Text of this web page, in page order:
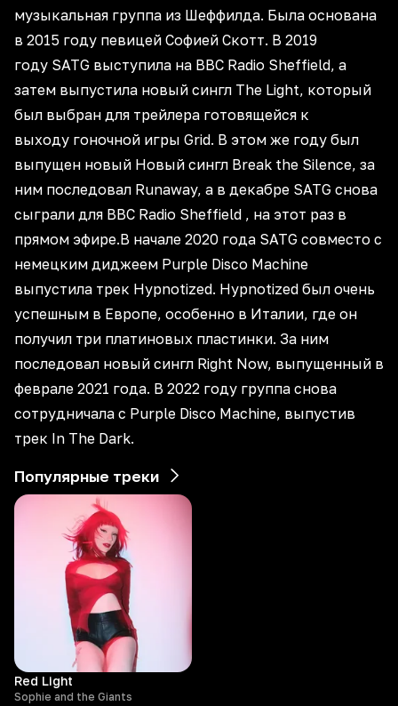
музыкальная группа из Шеффилда. Была основана
в 2015 году певицей Софией Скотт. В 2019
году SATG выступила на BBC Radio Sheffield, а
затем выпустила новый сингл The Light, который
был выбран для трейлера готовящейся к
выходу гоночной игры Grid. В этом же году был
выпущен новый Новый сингл Break the Silence, за
ним последовал Runaway, а в декабре SATG снова
сыграли для BBC Radio Sheffield , на этот раз в
прямом эфире.В начале 2020 года SATG совместо с
немецким диджеем Purple Disco Machine
выпустила трек Hypnotized. Hypnotized был очень
успешным в Европе, особенно в Италии, где он
получил три платиновых пластинки. За ним
последовал новый сингл Right Now, выпущенный в
феврале 2021 года. В 2022 году группа снова
сотрудничала с Purple Disco Machine, выпустив
трек In The Dark.
Популярные треки
Red Light
Sophie and the Giants